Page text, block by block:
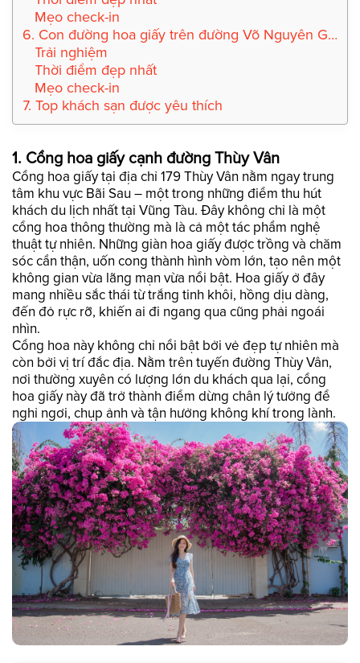
Mẹo check-in
6. Con đường hoa giấy trên đường Võ Nguyên Giáp
Trải nghiệm
Thời điểm đẹp nhất
Mẹo check-in
7. Top khách sạn được yêu thích
1. Cổng hoa giấy cạnh đường Thùy Vân
Cổng hoa giấy tại địa chỉ 179 Thùy Vân nằm ngay trung
tâm khu vực Bãi Sau – một trong những điểm thu hút
khách du lịch nhất tại Vũng Tàu. Đây không chỉ là một
cổng hoa thông thường mà là cả một tác phẩm nghệ
thuật tự nhiên. Những giàn hoa giấy được trồng và chăm
sóc cẩn thận, uốn cong thành hình vòm lớn, tạo nên một
không gian vừa lãng mạn vừa nổi bật. Hoa giấy ở đây
mang nhiều sắc thái từ trắng tinh khôi, hồng dịu dàng,
đến đỏ rực rỡ, khiến ai đi ngang qua cũng phải ngoái
nhìn.
Cổng hoa này không chỉ nổi bật bởi vẻ đẹp tự nhiên mà
còn bởi vị trí đắc địa. Nằm trên tuyến đường Thùy Vân,
nơi thường xuyên có lượng lớn du khách qua lại, cổng
hoa giấy này đã trở thành điểm dừng chân lý tưởng để
nghỉ ngơi, chụp ảnh và tận hưởng không khí trong lành.